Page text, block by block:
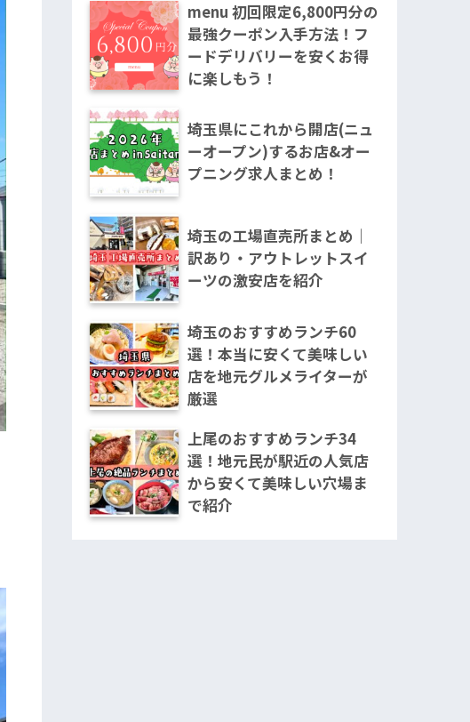
menu 初回限定6,800円分の
最強クーポン入手方法！フ
ードデリバリーを安くお得
に楽しもう！
埼玉県にこれから開店(ニュ
ーオープン)するお店&オー
プニング求人まとめ！
埼玉の工場直売所まとめ｜
訳あり・アウトレットスイ
ーツの激安店を紹介
埼玉のおすすめランチ60
選！本当に安くて美味しい
店を地元グルメライターが
厳選
上尾のおすすめランチ34
選！地元民が駅近の人気店
から安くて美味しい穴場ま
で紹介